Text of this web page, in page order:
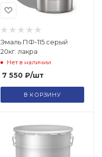
Эмаль ПФ-115 серый
20кг. лакра
Нет в наличии
7 550₽/шт
В КОРЗИНУ